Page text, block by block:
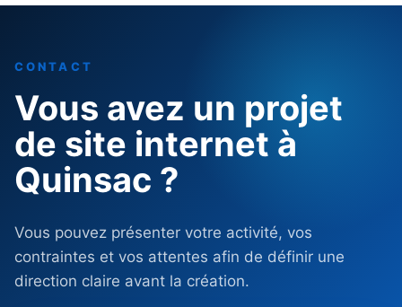
CONTACT
Vous avez un projet
de site internet à
Quinsac ?
Vous pouvez présenter votre activité, vos
contraintes et vos attentes afin de définir une
direction claire avant la création.